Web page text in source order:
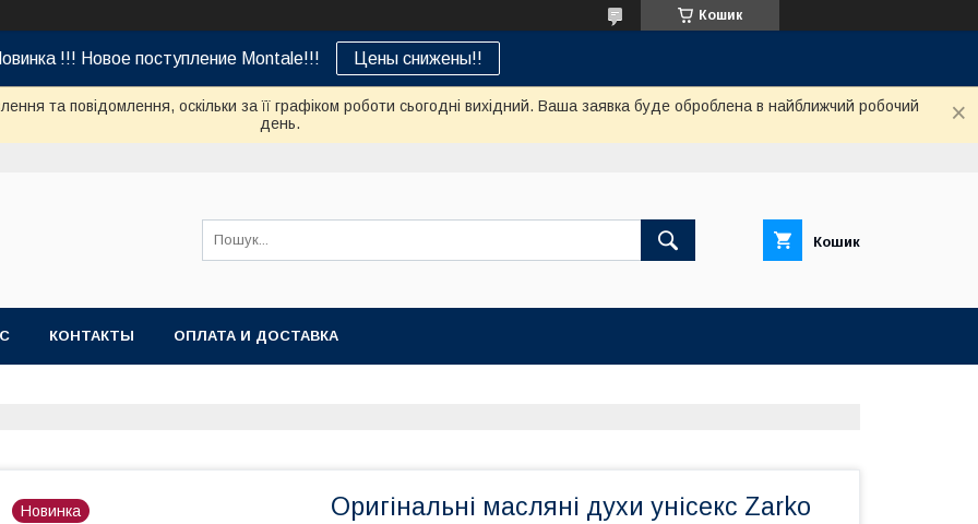
Кошик
!!! Новое поступление Montale!!! Цены снижены!!
та повідомлення, оскільки за її графіком роботи сьогодні вихідний. Ваша заявка буде оброблена в найближчий робочий
день.
Кошик
КОНТАКТЫ ОПЛАТА И ДОСТАВКА
Новинка
Оригінальні масляні духи унісекс Zarko